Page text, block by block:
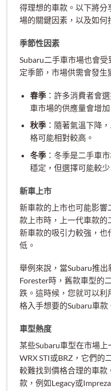
得理想的車款。以下將分
場的關鍵因素，以及如何
季節性因素
Subaru二手車市場也會
定季節，市場供需會發生
春季：許多消費者會
車市場的供應量會增
秋季：隨著氣溫下降
格可能相對較高。
冬季：冬季是二手車
穩定，但選擇可能較少
新車上市
新車款的上市也可能影響
款上市時，上一代車款的
新車款的吸引力較強，
低。
舉例來說，當Subaru推
Forester時，舊款車型的
跌。這時候，您就可以
格入手想要的Subaru車款
車型熱度
某些Subaru車型在市場
WRX STI或BRZ，它們的
較難找到價格合理的車
款，例如Legacy或